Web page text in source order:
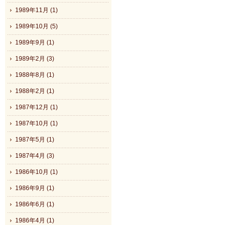
1989年11月 (1)
1989年10月 (5)
1989年9月 (1)
1989年2月 (3)
1988年8月 (1)
1988年2月 (1)
1987年12月 (1)
1987年10月 (1)
1987年5月 (1)
1987年4月 (3)
1986年10月 (1)
1986年9月 (1)
1986年6月 (1)
1986年4月 (1)